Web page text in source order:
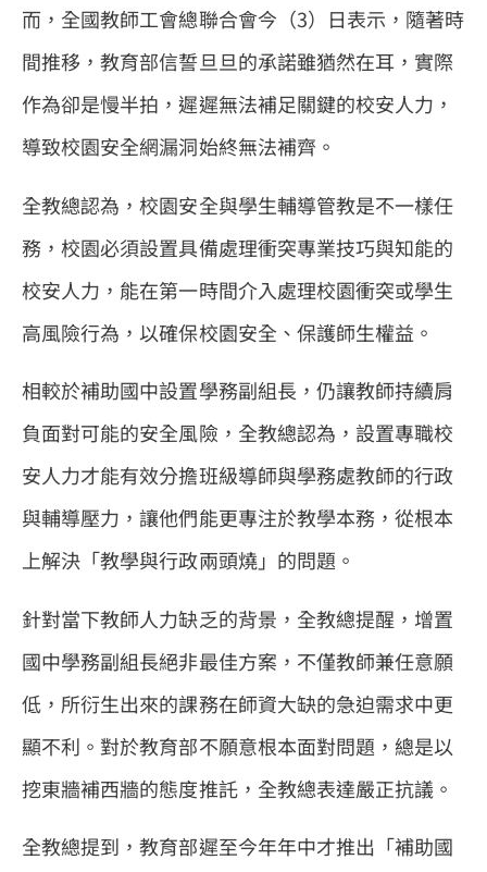
而，全國教師工會總聯合會今（3）日表示，隨著時
間推移，教育部信誓旦旦的承諾雖猶然在耳，實際
作為卻是慢半拍，遲遲無法補足關鍵的校安人力，
導致校園安全網漏洞始終無法補齊。
全教總認為，校園安全與學生輔導管教是不一樣任
務，校園必須設置具備處理衝突專業技巧與知能的
校安人力，能在第一時間介入處理校園衝突或學生
高風險行為，以確保校園安全、保護師生權益。
相較於補助國中設置學務副組長，仍讓教師持續肩
負面對可能的安全風險，全教總認為，設置專職校
安人力才能有效分擔班級導師與學務處教師的行政
與輔導壓力，讓他們能更專注於教學本務，從根本
上解決「教學與行政兩頭燒」的問題。
針對當下教師人力缺乏的背景，全教總提醒，增置
國中學務副組長絕非最佳方案，不僅教師兼任意願
低，所衍生出來的課務在師資大缺的急迫需求中更
顯不利。對於教育部不願意根本面對問題，總是以
挖東牆補西牆的態度推託，全教總表達嚴正抗議。
全教總提到，教育部遲至今年年中才推出「補助國